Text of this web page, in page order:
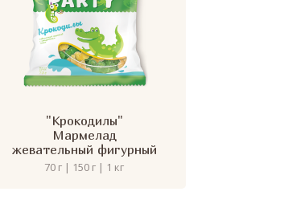
"Крокодилы"
Мармелад
жевательный фигурный
70 г | 150 г | 1 кг